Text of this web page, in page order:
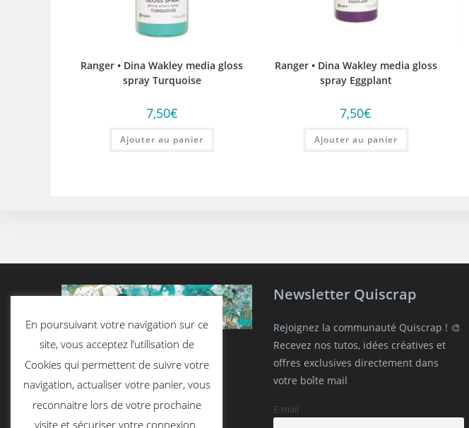
Ranger • Dina Wakley media gloss
spray Turquoise
7,50€
Ajouter au panier
Ranger • Dina Wakley media gloss
spray Eggplant
7,50€
Ajouter au panier
Newsletter Quiscrap
Rejoignez la communauté Quiscrap ! 🎨
Recevez nos tutos, idées créatives et
offres exclusives directement dans
votre boîte mail
E-mail
En poursuivant votre navigation sur ce
site, vous acceptez l’utilisation de
Cookies qui permettent de suivre votre
navigation, actualiser votre panier, vous
reconnaitre lors de votre prochaine
visite et sécuriser votre connexion.